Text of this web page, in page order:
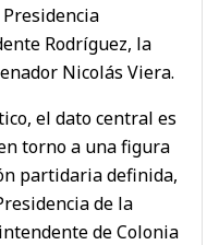
Rodríguez, la
Nicolás Viera.
el dato central es
torno a una figura
partidaria definida,
de la
de Colonia